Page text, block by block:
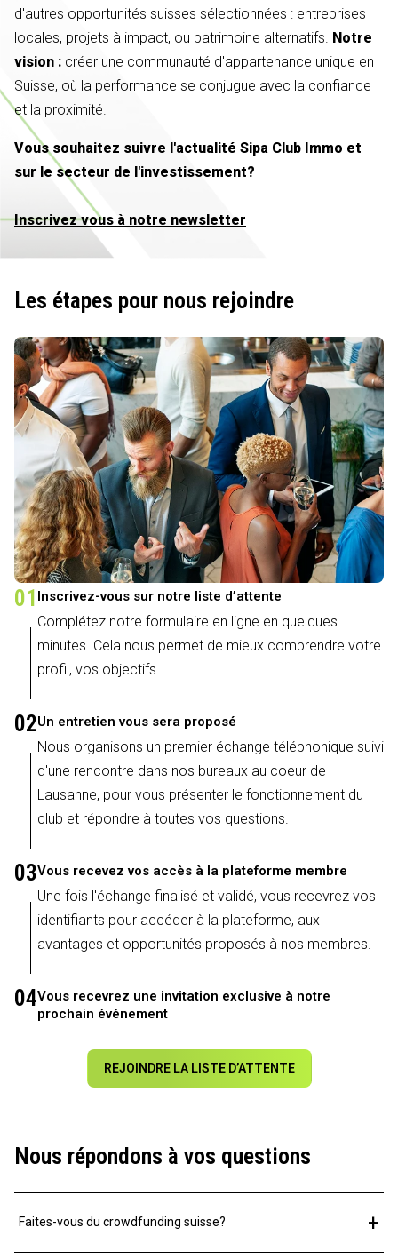
d'autres opportunités suisses sélectionnées : entreprises
locales, projets à impact, ou patrimoine alternatifs. Notre
vision : créer une communauté d'appartenance unique en
Suisse, où la performance se conjugue avec la confiance
et la proximité.
Vous souhaitez suivre l'actualité Sipa Club Immo et
sur le secteur de l'investissement?
Inscrivez vous à notre newsletter
Les étapes pour nous rejoindre
01 Inscrivez-vous sur notre liste d’attente
Complétez notre formulaire en ligne en quelques
minutes. Cela nous permet de mieux comprendre votre
profil, vos objectifs.
02Un entretien vous sera proposé
Nous organisons un premier échange téléphonique suivi
d'une rencontre dans nos bureaux au coeur de
Lausanne, pour vous présenter le fonctionnement du
club et répondre à toutes vos questions.
03Vous recevez vos accès à la plateforme membre
Une fois l'échange finalisé et validé, vous recevrez vos
identifiants pour accéder à la plateforme, aux
avantages et opportunités proposés à nos membres.
04Vous recevrez une invitation exclusive à notre
prochain événement
REJOINDRE LA LISTE D’ATTENTE
Nous répondons à vos questions
Faites-vous du crowdfunding suisse? +